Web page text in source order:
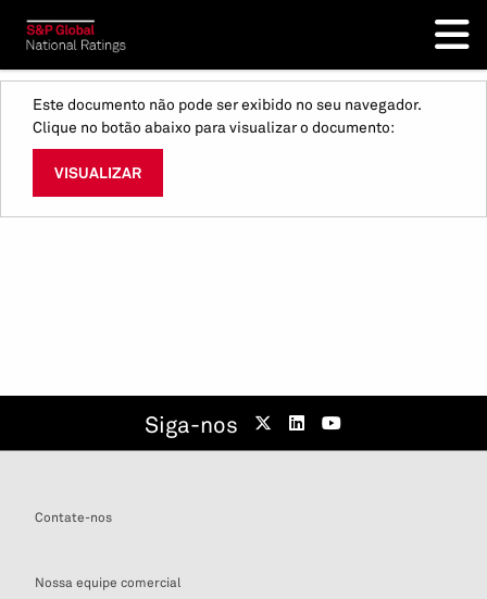
Este documento não pode ser exibido no seu navegador.
Clique no botão abaixo para visualizar o documento:
VISUALIZAR
Siga-nos
Contate-nos
Nossa equipe comercial